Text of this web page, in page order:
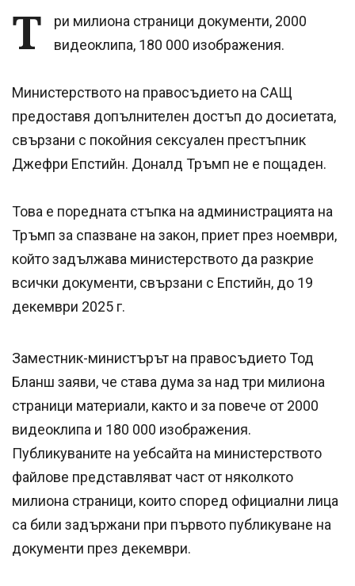
Т
ри милиона страници документи, 2000
видеоклипа, 180 000 изображения.
Министерството на правосъдието на САЩ
предоставя допълнителен достъп до досиетата,
свързани с покойния сексуален престъпник
Джефри Епстийн. Доналд Тръмп не е пощаден.
Това е поредната стъпка на администрацията на
Тръмп за спазване на закон, приет през ноември,
който задължава министерството да разкрие
всички документи, свързани с Епстийн, до 19
декември 2025 г.
Заместник-министърът на правосъдието Тод
Бланш заяви, че става дума за над три милиона
страници материали, както и за повече от 2000
видеоклипа и 180 000 изображения.
Публикуваните на уебсайта на министерството
файлове представляват част от няколкото
милиона страници, които според официални лица
са били задържани при първото публикуване на
документи през декември.